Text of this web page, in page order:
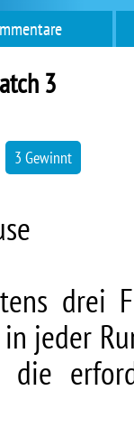
3
3 Gewinnt
drei
jeder
die